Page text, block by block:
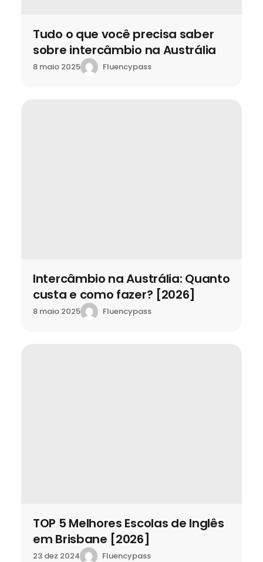
Tudo o que você precisa saber
sobre intercâmbio na Austrália
8 maio 2025 Fluencypass
Intercâmbio na Austrália: Quanto
custa e como fazer? [2026]
8 maio 2025 Fluencypass
TOP 5 Melhores Escolas de Inglês
em Brisbane [2026]
23 dez 2024 Fluencypass